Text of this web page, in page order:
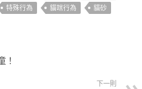
特殊行為 貓咪行為
貓砂
！
下一則